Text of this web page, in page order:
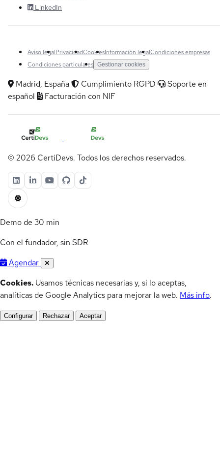
LinkedIn
Aviso legalPrivacidadCookiesInformación legalCondiciones empresas
Condiciones particulares Gestionar cookies
Madrid, España Cumplimiento RGPD
Soporte en
español
Facturación con NIF
© 2026 CertiDevs. Todos los derechos reservados.
Demo de 30 min
Con el fundador, sin SDR
Agendar
Cookies. Usamos técnicas necesarias y, si lo aceptas,
analíticas de Google Analytics para mejorar la web. Más info.
Configurar Rechazar Aceptar